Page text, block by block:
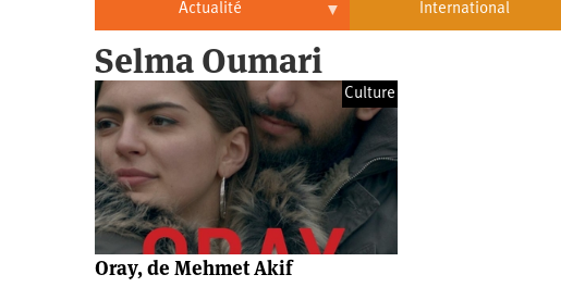
Actualité
Actualité
Politique
Entreprises
Entreprises
Automobile
Aéronautique
Oppressions
Oppressions
Antiracisme
Économie
Écologie
International
Brésil
Chine
États-
Unis
Selma Oumari
Culture
Oray, de Mehmet Akif